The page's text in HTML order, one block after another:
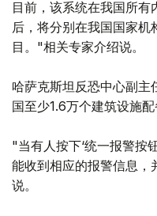
目前，该系统在我国所
后，将分别在我国国家机
目。"相关专家介绍说。
哈萨克斯坦反恐中心副
国至少1.6万个建筑设施
"当有人按下‘统一报警按
能收到相应的报警信息
说。